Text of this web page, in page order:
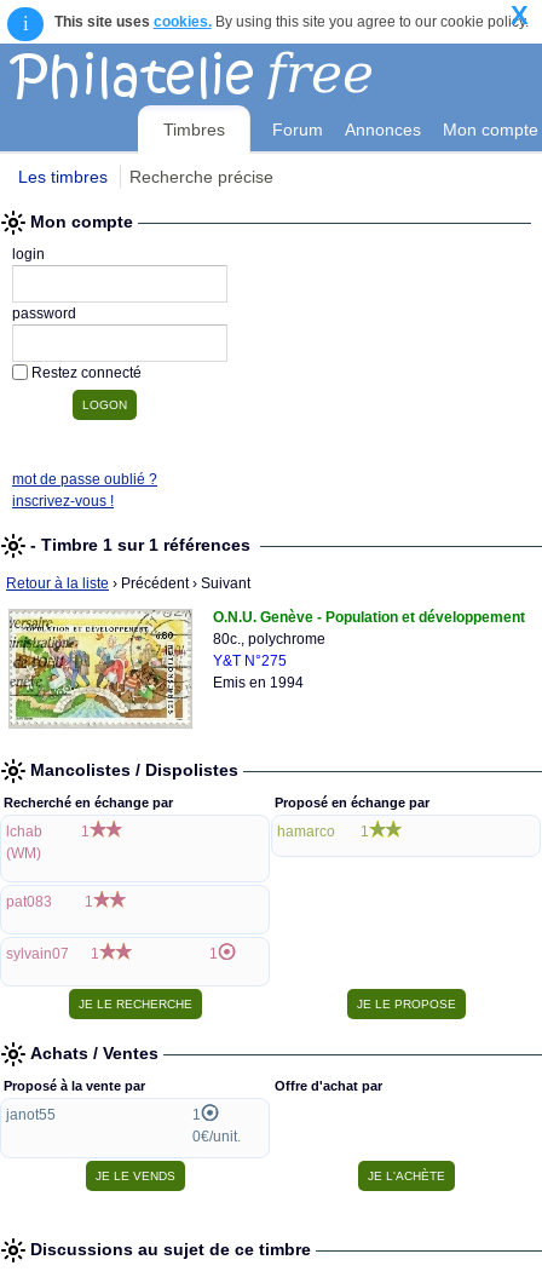
i This site uses cookies.By using this site you agree to our cookie policy.
X
Timbres Forum Annonces Mon compte
Les timbres Recherche précise
Mon compte
login
password
Restez connecté
mot de passe oublié ?
inscrivez-vous !
- Timbre 1 sur 1 références
Retour à la liste › Précédent› Suivant
O.N.U. Genève - Population et développement
80c., polychrome
Y&T N°275
Emis en 1994
Mancolistes / Dispolistes
Recherché en échange par
lchab
(WM)
1
pat083 1
sylvain07 1 1
Proposé en échange par
hamarco 1
Achats / Ventes
Proposé à la vente par
janot55
1
0€/unit.
Offre d'achat par
Discussions au sujet de ce timbre